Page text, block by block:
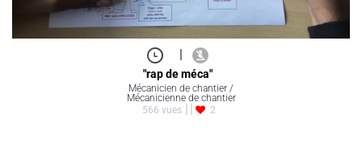
|
"rap de méca"
Mécanicien de chantier /
Mécanicienne de chantier
566 vues
2